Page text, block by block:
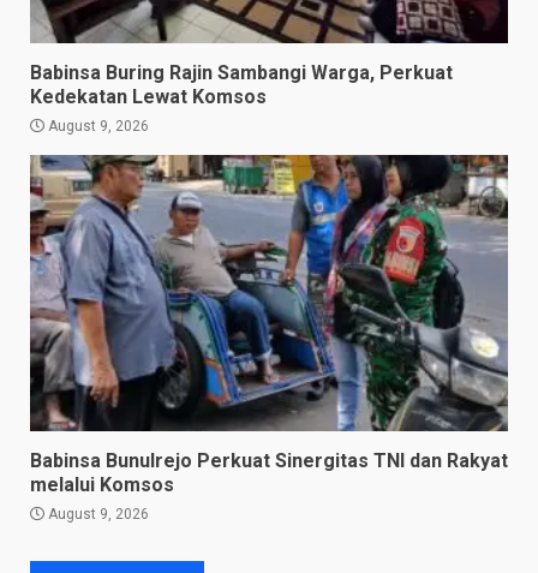
Babinsa Buring Rajin Sambangi Warga, Perkuat
Kedekatan Lewat Komsos
August 9, 2026
Babinsa Bunulrejo Perkuat Sinergitas TNI dan Rakyat
melalui Komsos
August 9, 2026